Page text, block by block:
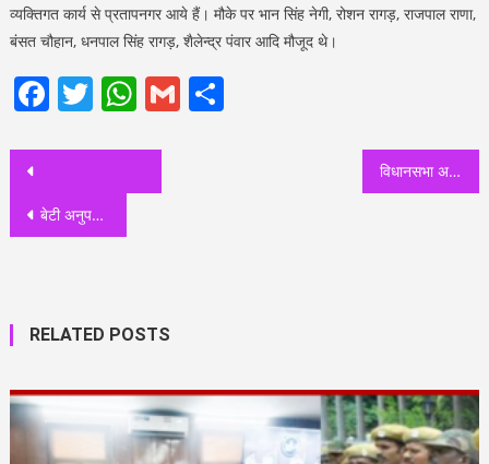
व्यक्तिगत कार्य से प्रतापनगर आये हैं। मौके पर भान सिंह नेगी, रोशन रागड़, राजपाल राणा,
बंसत चौहान, धनपाल सिंह रागड़, शैलेन्द्र पंवार आदि मौजूद थे।
Facebook
Twitter
WhatsApp
GmailShare
Post
navigation
बेटी अनुपमा की जीत पर हरीश रावत ने किया भावुक ट्वीट, कहा-थैंक्यू हरिद्वार
विधानसभा अध्यक्ष ने विजय जुलूस निकालकर जनता का आभार व्यक्त किया
RELATED POSTS